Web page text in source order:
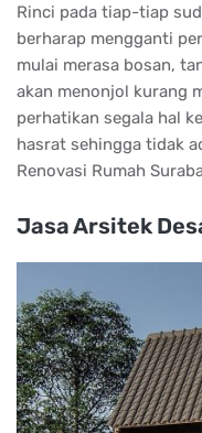
Rinci pada tiap-tiap
berharap mengganti
mulai merasa bosan,
akan menonjol kurang
perhatikan segala hal
hasrat sehingga tidak
Renovasi Rumah
Jasa Arsitek